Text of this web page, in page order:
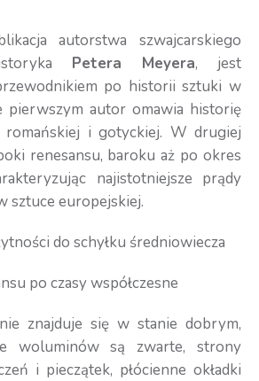
autorstwa szwajcarskiego
Petera Meyera, jest
po historii sztuki w
pierwszym autor omawia historię
romańskiej i gotyckiej. W drugiej
renesansu, baroku aż po okres
najistotniejsze prądy
sztuce europejskiej.
do schyłku średniowiecza
po czasy współczesne
znajduje się w stanie dobrym,
woluminów są zwarte, strony
i pieczątek, płócienne okładki